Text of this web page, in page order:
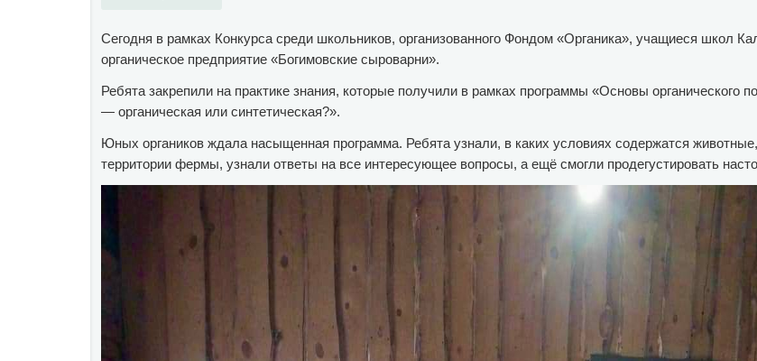
Сегодня в рамках Конкурса среди школьников, организованного Фондом «Органика», учащиеся школ
органическое предприятие «Богимовские сыроварни».
Ребята закрепили на практике знания, которые получили в рамках программы «Основы органического
— органическая или синтетическая?».
Юных органиков ждала насыщенная программа. Ребята узнали, в каких условиях содержатся
территории фермы, узнали ответы на все интересующее вопросы, а ещё смогли продегустировать